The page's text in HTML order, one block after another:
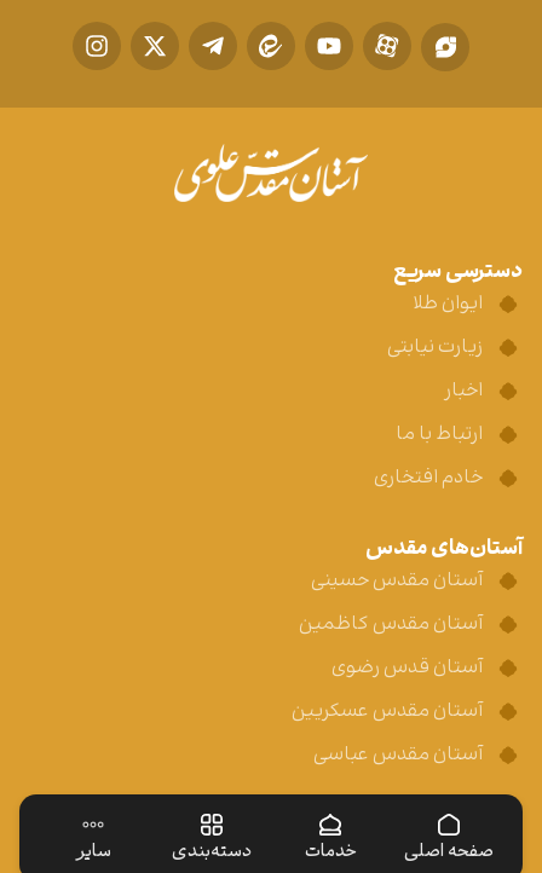
صفحه اصلی خدمات دسته‌بندی سایر
دسترسی سریع
ایوان طلا
زیارت نیابتی
اخبار
ارتباط با ما
خادم افتخاری
آستان‌های مقدس
آستان مقدس حسینی
آستان مقدس کاظمین
آستان قدس رضوی
آستان مقدس عسکریین
آستان مقدس عباسی